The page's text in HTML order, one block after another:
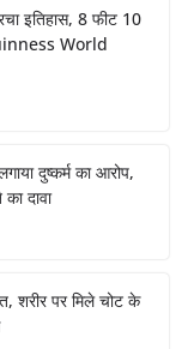
इतिहास, 8 फीट 10
World
दुष्कर्म का आरोप,
दावा
शरीर पर मिले चोट के